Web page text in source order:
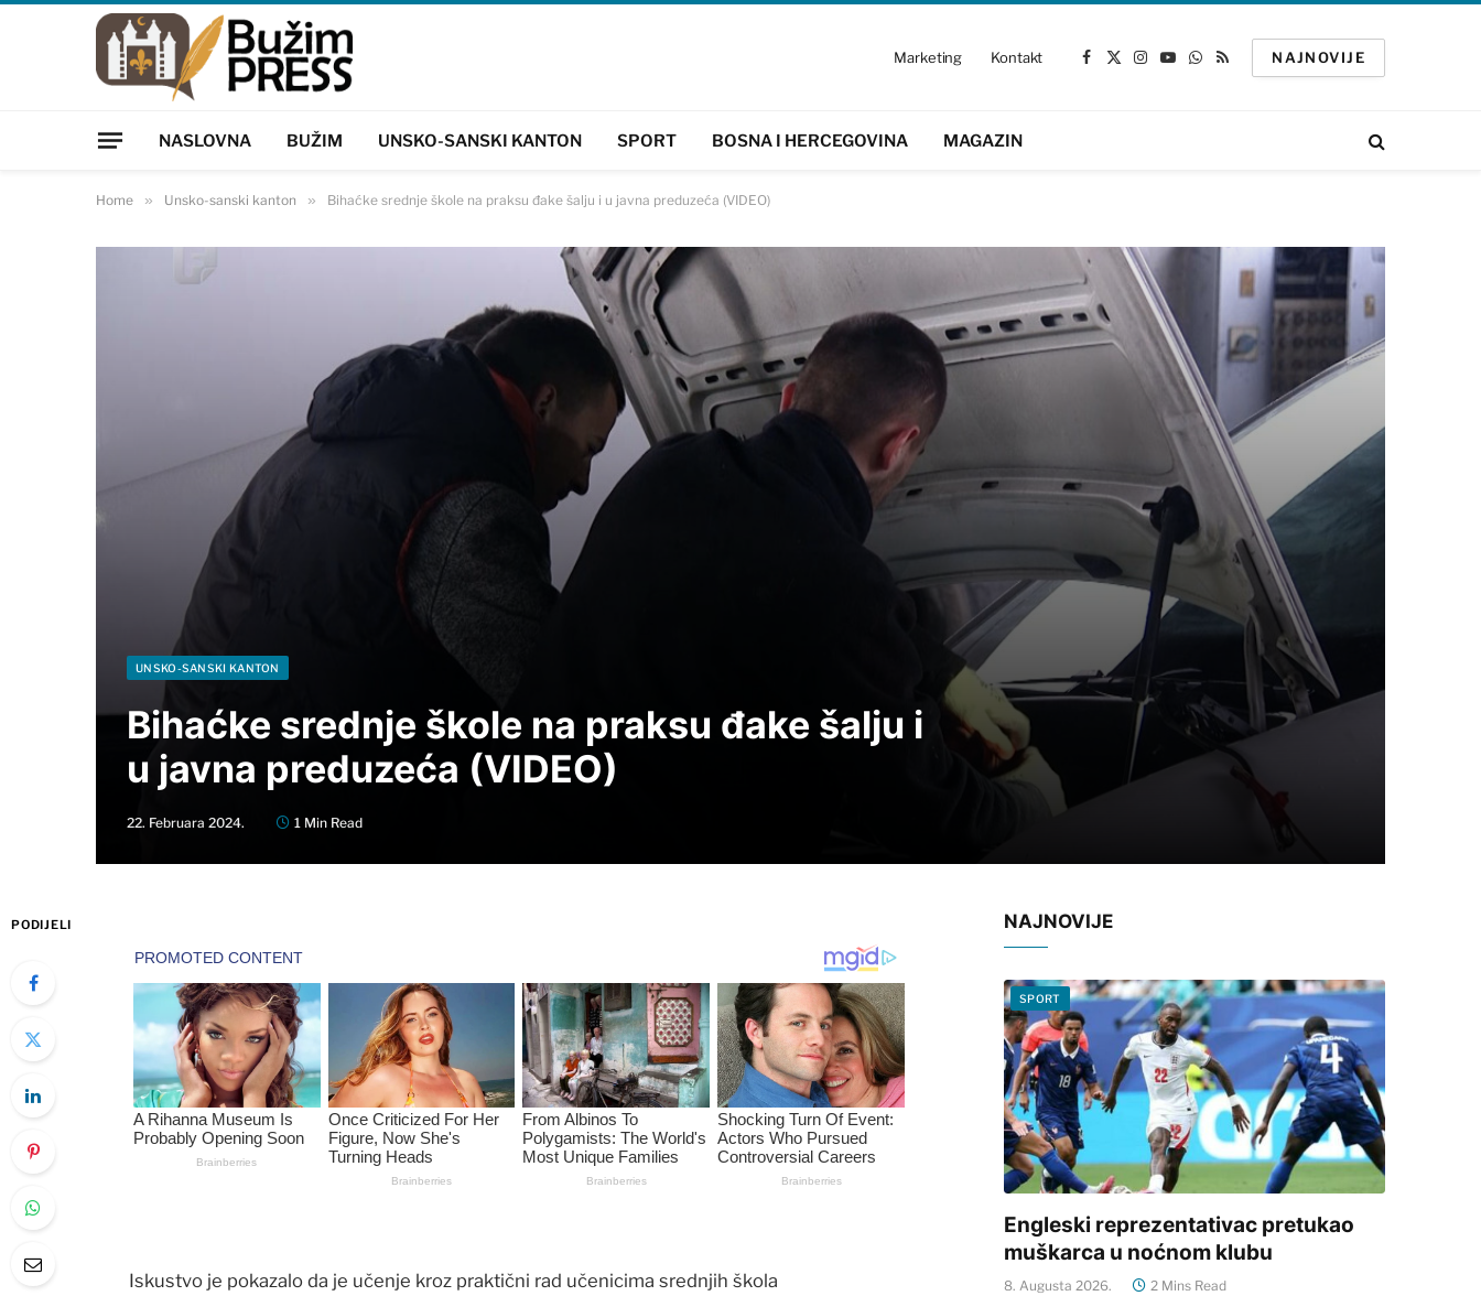
Marketing Kontakt
Facebook
X
Instagram
YouTube
WhatsApp
RSS
NAJNOVIJE
NASLOVNA BUŽIM UNSKO-SANSKI KANTON SPORT BOSNA I HERCEGOVINA MAGAZIN
Home » Unsko-sanski kanton » Bihaćke srednje škole na praksu đake šalju i u javna preduzeća (VIDEO)
UNSKO-SANSKI KANTON
Bihaćke srednje škole na praksu đake šalju i
u javna preduzeća (VIDEO)
22. Februara 2024. 1 Min Read
PODIJELI
Iskustvo je pokazalo da je učenje kroz praktični rad učenicima srednjih škola
NAJNOVIJE
SPORT
Engleski reprezentativac pretukao
muškarca u noćnom klubu
8. Augusta 2026. 2 Mins Read